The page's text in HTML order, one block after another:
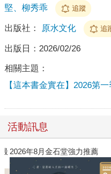
堅、柳秀乖
追蹤
出版社： 原水文化 追
出版日： 2026/02/26
相關主題：
【這本書金實在】2026第
活動訊息
2026年8月金石堂強力推薦